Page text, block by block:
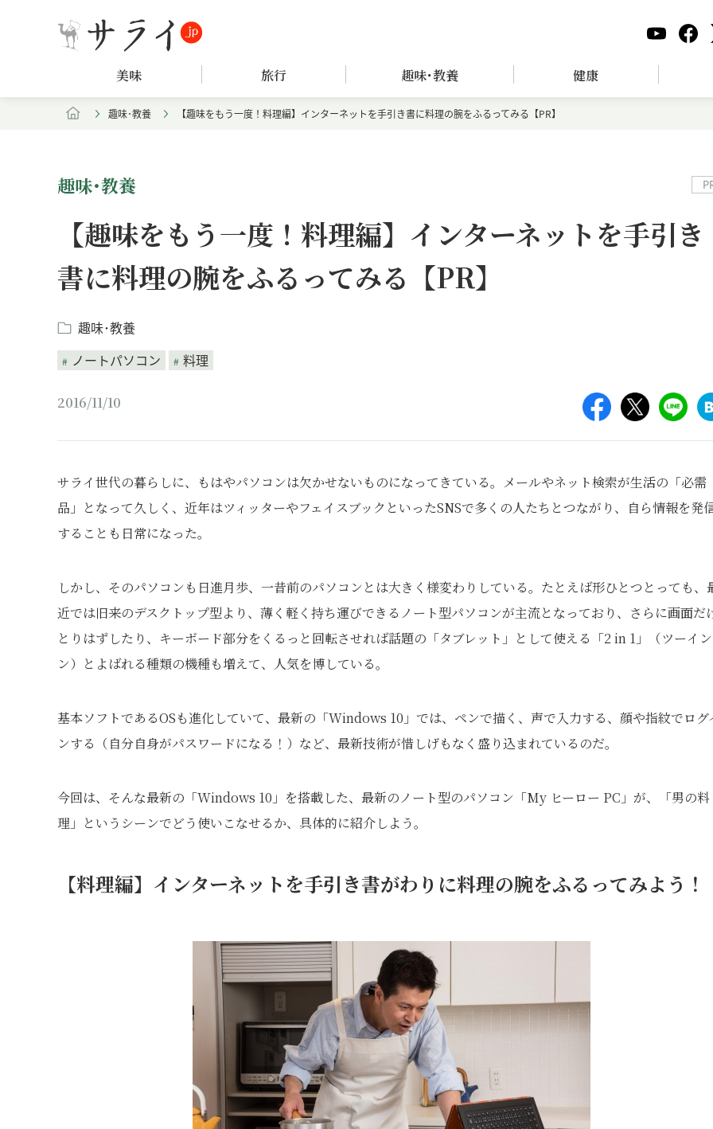
美味 旅行 趣味･教養 健康
趣味･教養 【趣味をもう一度！料理編】インターネットを手引き書に料理の腕をふるってみる【PR】
趣味･教養
【趣味をもう一度！料理編】インターネットを手引き
書に料理の腕をふるってみる【PR】
趣味･教養
ノートパソコン
料理
2016/11/10
サライ世代の暮らしに、もはやパソコンは欠かせないものになってきている。メールやネット検索が生活の「必需
品」となって久しく、近年はツィッターやフェイスブックといったSNSで多くの人たちとつながり、自ら情報を発
することも日常になった。
しかし、そのパソコンも日進月歩、一昔前のパソコンとは大きく様変わりしている。たとえば形ひとつとっても、
近では旧来のデスクトップ型より、薄く軽く持ち運びできるノート型パソコンが主流となっており、さらに画面だ
とりはずしたり、キーボード部分をくるっと回転させれば話題の「タブレット」として使える「2 in 1」（ツーイ
ン）とよばれる種類の機種も増えて、人気を博している。
基本ソフトであるOSも進化していて、最新の「Windows 10」では、ペンで描く、声で入力する、顔や指紋でログ
ンする（自分自身がパスワードになる！）など、最新技術が惜しげもなく盛り込まれているのだ。
今回は、そんな最新の「Windows 10」を搭載した、最新のノート型のパソコン「My ヒーロー PC」が、「男の料
理」というシーンでどう使いこなせるか、具体的に紹介しよう。
【料理編】インターネットを手引き書がわりに料理の腕をふるってみよう！